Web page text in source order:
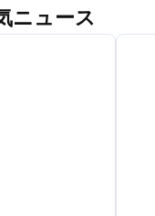
ニュース